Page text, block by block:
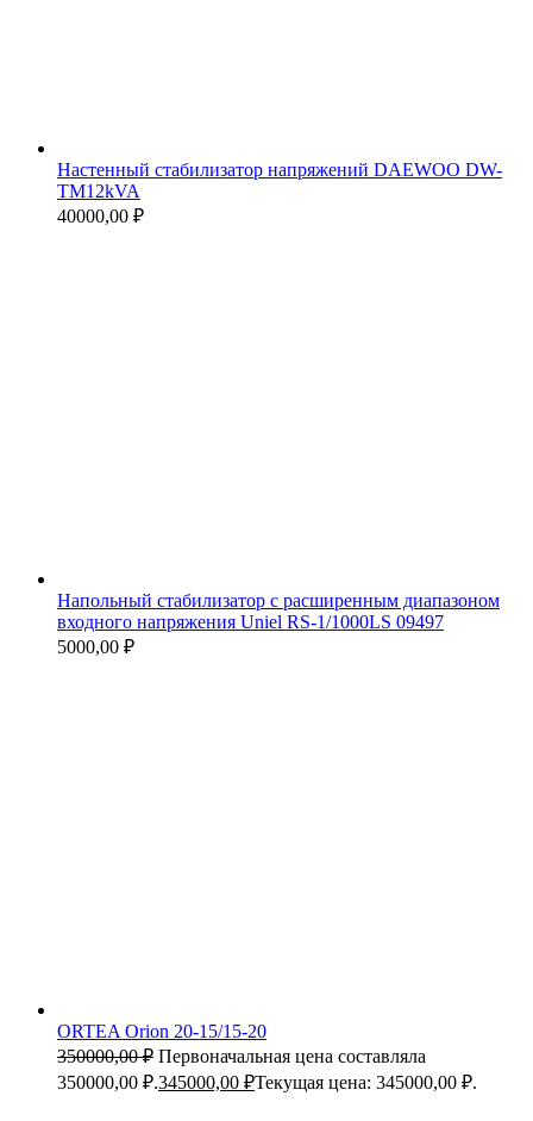
Настенный стабилизатор напряжений DAEWOO DW-
TM12kVA
40000,00 ₽
Напольный стабилизатор с расширенным диапазоном
входного напряжения Uniel RS-1/1000LS 09497
5000,00 ₽
ORTEA Orion 20-15/15-20
350000,00₽ Первоначальная цена составляла
350000,00 ₽.345000,00 ₽Текущая цена: 345000,00 ₽.